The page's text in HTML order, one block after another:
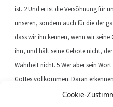
Cookie-
ist. 2 Und er ist die Versöhnung für
unseren, sondern auch für die der
dass wir ihn kennen, wenn wir
ihn, und hält seine Gebote nicht,
Wahrheit nicht. 5 Wer aber sein
Gottes vollkommen. Daran
sagt, dass er in ihm bleibt, der soll